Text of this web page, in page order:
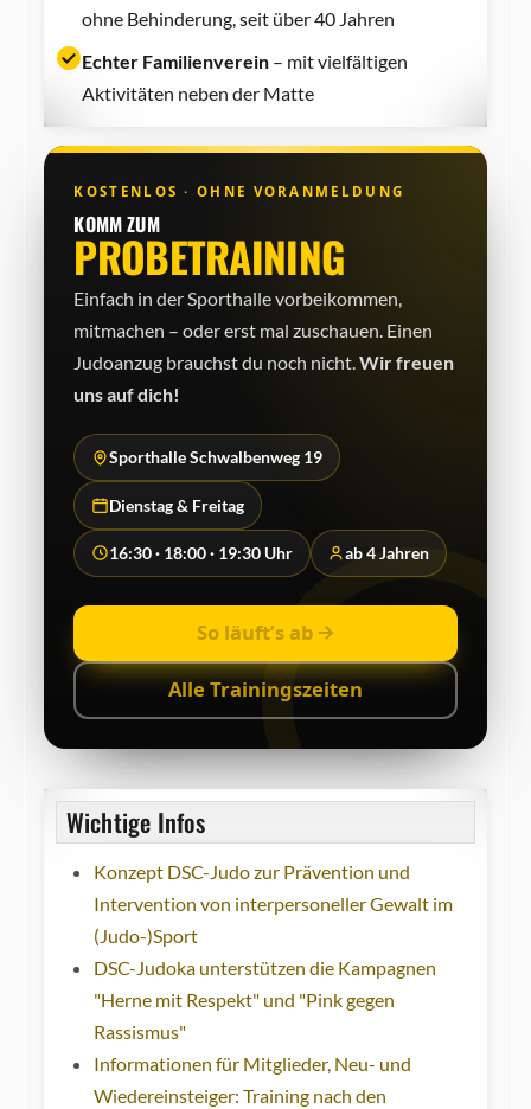
ohne Behinderung, seit über 40 Jahren
Echter Familienverein– mit vielfältigen
Aktivitäten neben der Matte
KOSTENLOS · OHNE VORANMELDUNG
KOMM ZUM
PROBETRAINING
Einfach in der Sporthalle vorbeikommen,
mitmachen – oder erst mal zuschauen. Einen
Judo­anzug brauchst du noch nicht.Wir freuen
uns auf dich!
Sporthalle Schwalbenweg 19
Dienstag & Freitag
16:30 · 18:00 · 19:30 Uhr ab 4 Jahren
So läuft’s ab
Alle Trainingszeiten
Wichtige Infos
Konzept DSC-Judo zur Prävention und
Intervention von interpersoneller Gewalt im
(Judo-)Sport
DSC-Judoka unterstützen die Kampagnen
"Herne mit Respekt" und "Pink gegen
Rassismus"
Informationen für Mitglieder, Neu- und
Wiedereinsteiger: Training nach den